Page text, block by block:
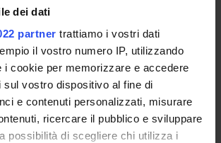
dei dati
partner trattiamo i vostri dati
il vostro numero IP, utilizzando
i cookie per memorizzare e accedere
sul vostro dispositivo al fine di
e contenuti personalizzati, misurare
ricercare il pubblico e sviluppare
possibilità di scegliere chi utilizza i